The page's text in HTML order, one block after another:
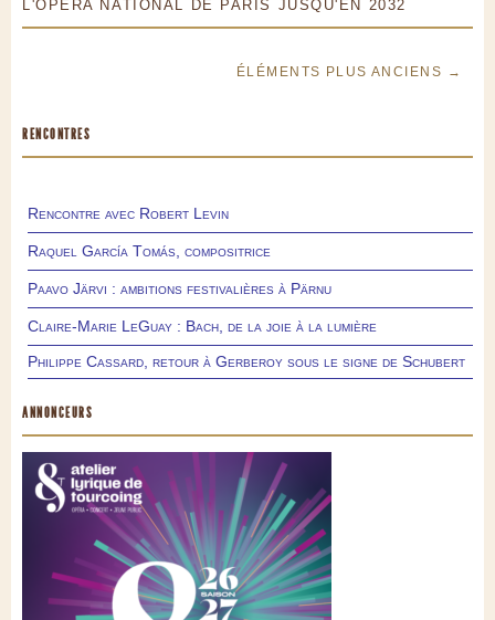
L'OPÉRA NATIONAL DE PARIS JUSQU'EN 2032
ÉLÉMENTS PLUS ANCIENS →
RENCONTRES
Rencontre avec Robert Levin
Raquel García Tomás, compositrice
Paavo Järvi : ambitions festivalières à Pärnu
Claire-Marie LeGuay : Bach, de la joie à la lumière
Philippe Cassard, retour à Gerberoy sous le signe de Schubert
ANNONCEURS